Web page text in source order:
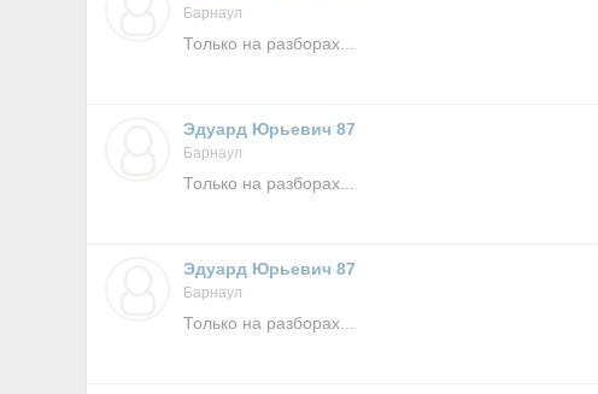
Барнаул
Только на разборах...
Эдуард Юрьевич 87
Барнаул
Только на разборах...
Эдуард Юрьевич 87
Барнаул
Только на разборах...